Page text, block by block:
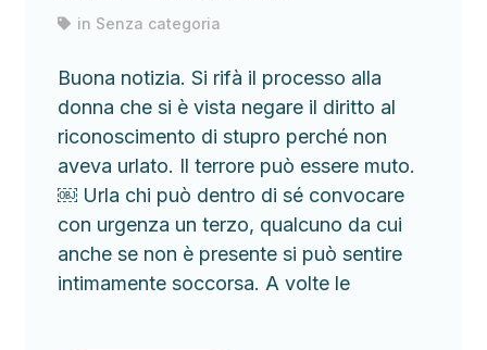
in Senza categoria
Buona notizia. Si rifà il processo alla
donna che si è vista negare il diritto al
riconoscimento di stupro perché non
aveva urlato. Il terrore può essere muto.
￼ Urla chi può dentro di sé convocare
con urgenza un terzo, qualcuno da cui
anche se non è presente si può sentire
intimamente soccorsa. A volte le